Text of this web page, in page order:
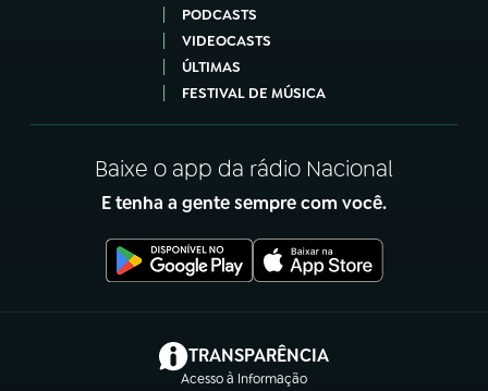
PODCASTS
VIDEOCASTS
ÚLTIMAS
FESTIVAL DE MÚSICA
Baixe o app da rádio Nacional
E tenha a gente sempre com você.
TRANSPARÊNCIA
Acesso à Informação
(abre em nova aba)